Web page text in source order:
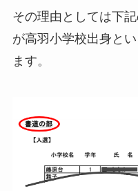
その理由としては下
が高羽小学校出身と
ます。